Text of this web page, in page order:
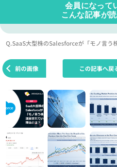
会員になって
こんな記事が
Q.SaaS大型株のSalesforceが「モノ言う
前の画像 この記事へ戻